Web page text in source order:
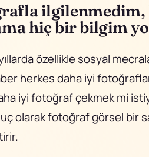
hiç bir bilgim
özellikle sosyal
herkes daha iyi
iyi fotoğraf çekmek mi
olarak fotoğraf görsel bir